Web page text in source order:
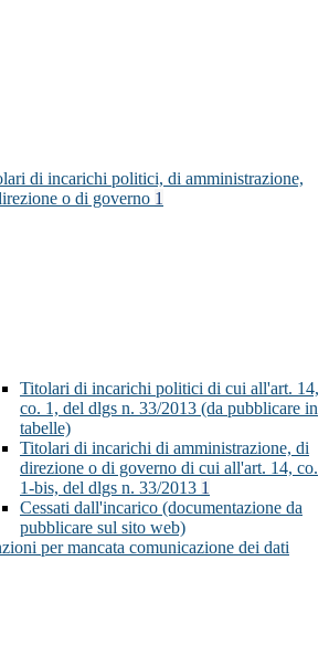
di incarichi politici, di amministrazione,
o di governo 1
Titolari di incarichi politici di cui all'art. 14,
co. 1, del dlgs n. 33/2013 (da pubblicare in
tabelle)
Titolari di incarichi di amministrazione, di
direzione o di governo di cui all'art. 14, co.
1-bis, del dlgs n. 33/2013 1
Cessati dall'incarico (documentazione da
pubblicare sul sito web)
per mancata comunicazione dei dati